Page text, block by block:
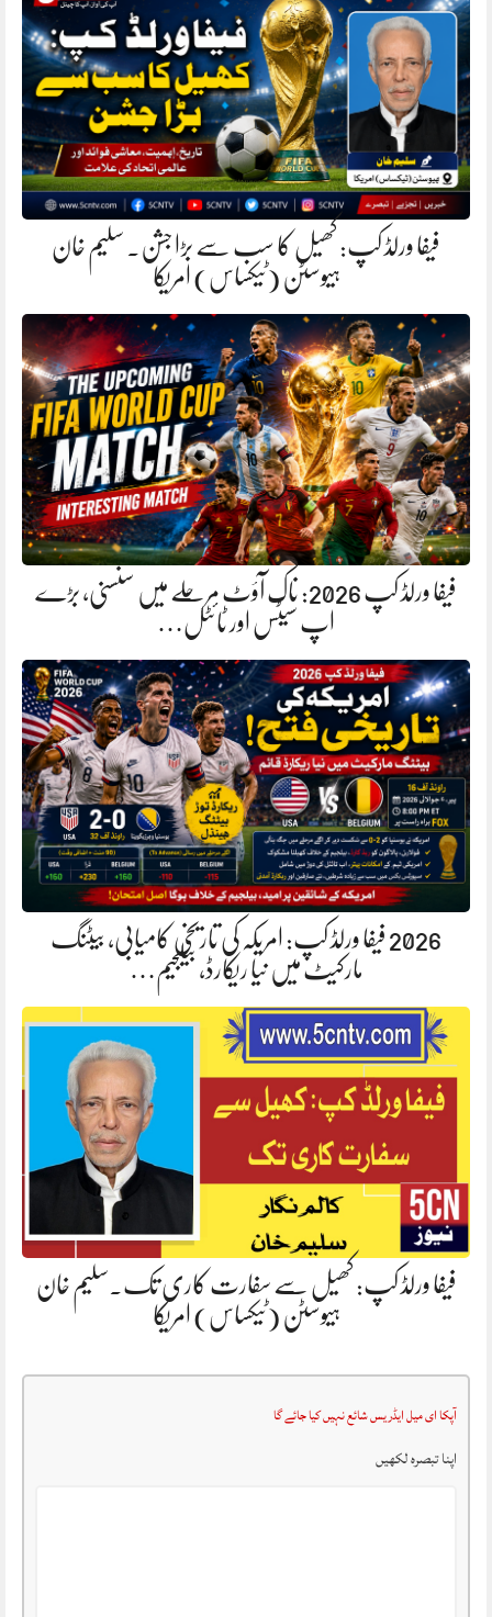
فیفا ورلڈ کپ: کھیل کا سب سے بڑا جشن. سلیم خان
ہیوسٹن (ٹیکساس) امریکا
فیفا ورلڈ کپ 2026: ناک آؤٹ مرحلے میں سنسنی، بڑے
اپ سیٹس اور ٹائٹل…
2026 فیفا ورلڈ کپ: امریکہ کی تاریخی کامیابی، بیٹنگ
مارکیٹ میں نیا ریکارڈ، بیلجیم…
فیفا ورلڈ کپ: کھیل سے سفارت کاری تک۔سلیم خان
ہیوسٹن (ٹیکساس) امریکا
آپکا ای میل ایڈریس شائع نہیں کیا جائے گا
اپنا تبصرہ لکھیں